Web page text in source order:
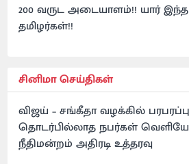
200 வருட அடையாளம்!! யார்
தமிழர்கள்!!
சினிமா செய்திகள்
விஜய் – சங்கீதா வழக்கில்
தொடர்பில்லாத நபர்கள்
நீதிமன்றம் அதிரடி உத்தரவு